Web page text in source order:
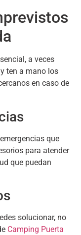
, a veces
ten a mano los
en caso de
que
para atender
que puedan
solucionar, no
Camping Puerta